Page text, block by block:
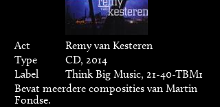
Act
Remy van Kesteren
Type
CD, 2014
Label
Think Big Music, 21-40-TBM1
Bevat meerdere composities van Martin
Fondse.